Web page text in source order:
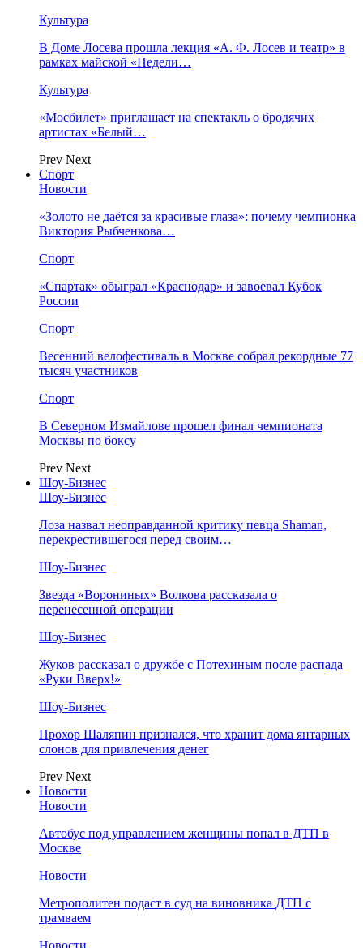
Культура
В Доме Лосева прошла лекция «А. Ф. Лосев и театр» в
рамках майской «Недели…
Культура
«Мосбилет» приглашает на спектакль о бродячих
артистах «Белый…
Prev Next
Спорт
Новости
«Золото не даётся за красивые глаза»: почему чемпионка
Виктория Рыбченкова…
Спорт
«Спартак» обыграл «Краснодар» и завоевал Кубок
России
Спорт
Весенний велофестиваль в Москве собрал рекордные 77
тысяч участников
Спорт
В Северном Измайлове прошел финал чемпионата
Москвы по боксу
Prev Next
Шоу-Бизнес
Шоу-Бизнес
Лоза назвал неоправданной критику певца Shaman,
перекрестившегося перед своим…
Шоу-Бизнес
Звезда «Ворониных» Волкова рассказала о
перенесенной операции
Шоу-Бизнес
Жуков рассказал о дружбе с Потехиным после распада
«Руки Вверх!»
Шоу-Бизнес
Прохор Шаляпин признался, что хранит дома янтарных
слонов для привлечения денег
Prev Next
Новости
Новости
Автобус под управлением женщины попал в ДТП в
Москве
Новости
Метрополитен подаст в суд на виновника ДТП с
трамваем
Новости